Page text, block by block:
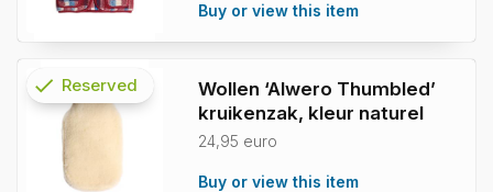
Buy or view this item
Wollen ‘Alwero Thumbled’
kruikenzak, kleur naturel
24,95 euro
Buy or view this item
check Reserved